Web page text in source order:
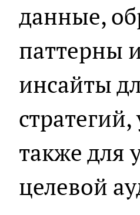
данные,
паттерны
инсайты
также для
целевой